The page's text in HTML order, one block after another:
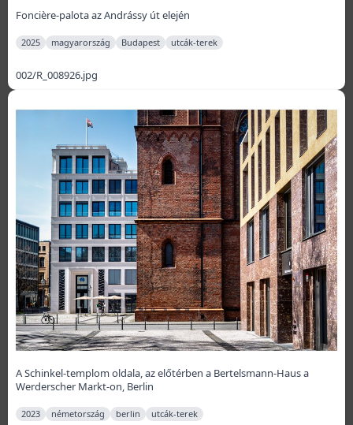
Foncière-palota az Andrássy út elején
2025 magyarország Budapest utcák-terek
002/R_008926.jpg
A Schinkel-templom oldala, az előtérben a Bertelsmann-Haus a
Werderscher Markt-on, Berlin
2023 németország berlin utcák-terek